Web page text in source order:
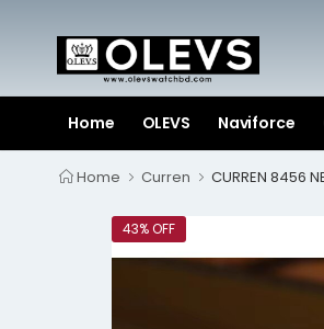
Home OLEVS Naviforce
Home Curren CURREN 8456
43% OFF